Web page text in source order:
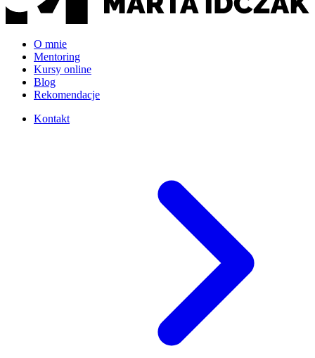
O mnie
Mentoring
Kursy online
Blog
Rekomendacje
Kontakt